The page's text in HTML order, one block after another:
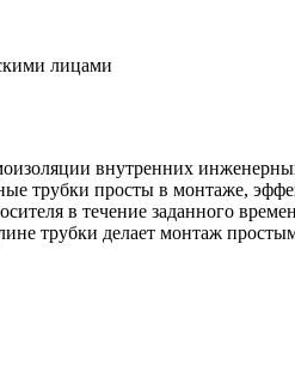
лицами
внутренних
трубки просты в монтаже,
в течение заданного
трубки делает монтаж